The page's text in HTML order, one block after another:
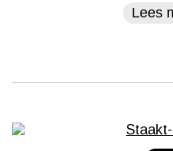
Lees